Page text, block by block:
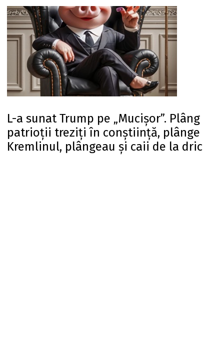
L-a sunat Trump pe „Mucișor”. Plâng
patrioții treziți în conștiință, plânge
Kremlinul, plângeau și caii de la dric